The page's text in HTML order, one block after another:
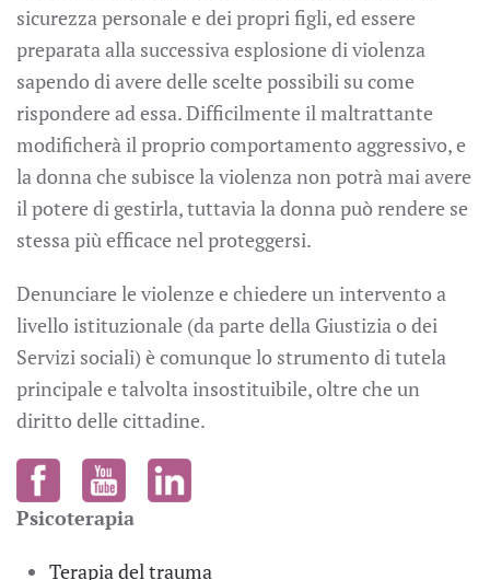
sicurezza personale e dei propri figli, ed essere
preparata alla successiva esplosione di violenza
sapendo di avere delle scelte possibili su come
rispondere ad essa. Difficilmente il maltrattante
modificherà il proprio comportamento aggressivo, e
la donna che subisce la violenza non potrà mai avere
il potere di gestirla, tuttavia la donna può rendere se
stessa più efficace nel proteggersi.
Denunciare le violenze e chiedere un intervento a
livello istituzionale (da parte della Giustizia o dei
Servizi sociali) è comunque lo strumento di tutela
principale e talvolta insostituibile, oltre che un
diritto delle cittadine.
Psicoterapia
Terapia del trauma